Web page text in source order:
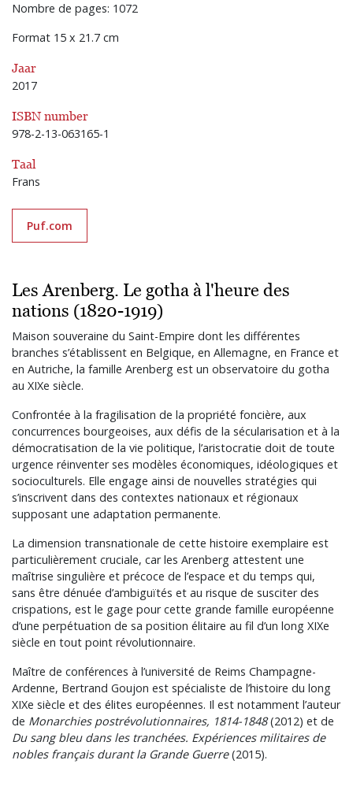
Nombre de pages: 1072
Format 15 x 21.7 cm
Jaar
2017
ISBN number
978-2-13-063165-1
Taal
Frans
Puf.com
Les Arenberg. Le gotha à l'heure des
nations (1820-1919)
Maison souveraine du Saint-Empire dont les différentes
branches s’établissent en Belgique, en Allemagne, en France et
en Autriche, la famille Arenberg est un observatoire du gotha
au XIXe siècle.
Confrontée à la fragilisation de la propriété foncière, aux
concurrences bourgeoises, aux défis de la sécularisation et à la
démocratisation de la vie politique, l’aristocratie doit de toute
urgence réinventer ses modèles économiques, idéologiques et
socioculturels. Elle engage ainsi de nouvelles stratégies qui
s’inscrivent dans des contextes nationaux et régionaux
supposant une adaptation permanente.
La dimension transnationale de cette histoire exemplaire est
particulièrement cruciale, car les Arenberg attestent une
maîtrise singulière et précoce de l’espace et du temps qui,
sans être dénuée d’ambiguïtés et au risque de susciter des
crispations, est le gage pour cette grande famille européenne
d’une perpétuation de sa position élitaire au fil d’un long XIXe
siècle en tout point révolutionnaire.
Maître de conférences à l’université de Reims Champagne-
Ardenne, Bertrand Goujon est spécialiste de l’histoire du long
XIXe siècle et des élites européennes. Il est notamment l’auteur
de Monarchies post­révolutionnaires, 1814-1848(2012) et de
Du sang bleu dans les tranchées. Expériences militaires de
nobles français durant la Grande Guerre(2015).